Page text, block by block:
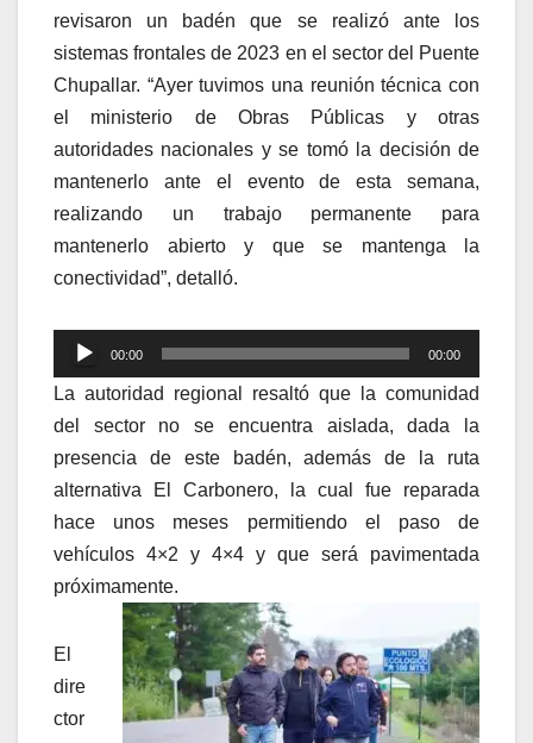
revisaron un badén que se realizó ante los
sistemas frontales de 2023 en el sector del Puente
Chupallar. “Ayer tuvimos una reunión técnica con
el ministerio de Obras Públicas y otras
autoridades nacionales y se tomó la decisión de
mantenerlo ante el evento de esta semana,
realizando un trabajo permanente para
mantenerlo abierto y que se mantenga la
conectividad”, detalló.
Reproductor
de
00:00 00:00
La autoridad regional resaltó que la comunidad
del sector no se encuentra aislada, dada la
presencia de este badén, además de la ruta
alternativa El Carbonero, la cual fue reparada
hace unos meses permitiendo el paso de
vehículos 4×2 y 4×4 y que será pavimentada
próximamente.
El
dire
ctor